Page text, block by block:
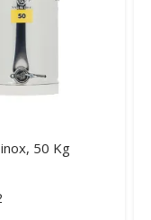
50 Kg